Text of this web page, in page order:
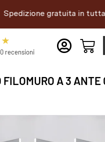
gratuita in tutta
recensioni
A 3 ANTE